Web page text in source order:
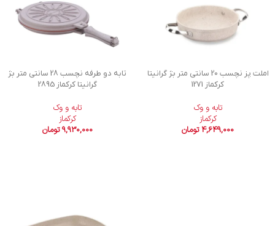
املت پز نچسب 20 سانتی متر بژ گرانیتا
کرکماز 1271
تابه و وک
کرکماز
4,649,000 تومان
تابه دو طرفه نچسب 28 سانتی متر بژ
گرانیتا کرکماز 2895
تابه و وک
کرکماز
9,930,000 تومان